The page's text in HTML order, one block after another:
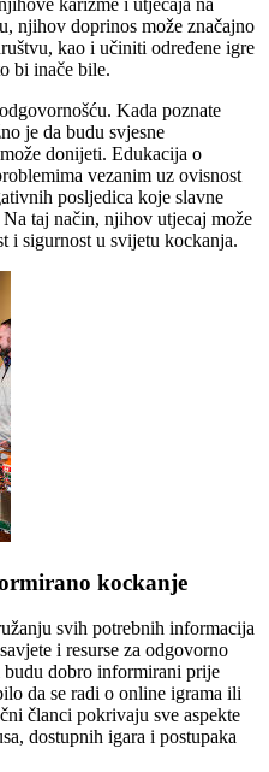
karizme i utjecaja na
njihov doprinos može značajno
kao i učiniti određene igre
bi inače bile.
Kada poznate
je da budu svjesne
donijeti. Edukacija o
vezanim uz ovisnost
posljedica koje slavne
taj način, njihov utjecaj može
i sigurnost u svijetu kockanja.
kockanje
svih potrebnih informacija
i resurse za odgovorno
dobro informirani prije
da se radi o online igrama ili
članci pokrivaju sve aspekte
dostupnih igara i postupaka